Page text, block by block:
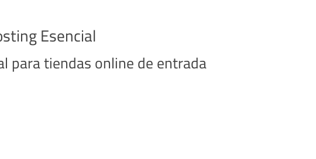
Esencial
para tiendas online de entrada